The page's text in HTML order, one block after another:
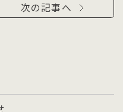
次の記事へ